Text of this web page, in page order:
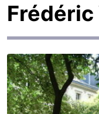
Frédéric